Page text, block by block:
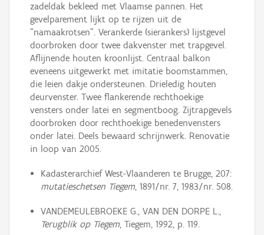
zadeldak bekleed met Vlaamse pannen. Het
gevelparement lijkt op te rijzen uit de
"namaakrotsen". Verankerde (sierankers) lijstgevel
doorbroken door twee dakvenster met trapgevel.
Aflijnende houten kroonlijst. Centraal balkon
eveneens uitgewerkt met imitatie boomstammen,
die leien dakje ondersteunen. Drieledig houten
deurvenster. Twee flankerende rechthoekige
vensters onder latei en segmentboog. Zijtrapgevels
doorbroken door rechthoekige benedenvensters
onder latei. Deels bewaard schrijnwerk. Renovatie
in loop van 2005.
Kadasterarchief West-Vlaanderen te Brugge, 207:
mutatieschetsen Tiegem, 1891/nr. 7, 1983/nr. 508.
VANDEMEULEBROEKE G., VAN DEN DORPE L.,
Terugblik op Tiegem, Tiegem, 1992, p. 119.